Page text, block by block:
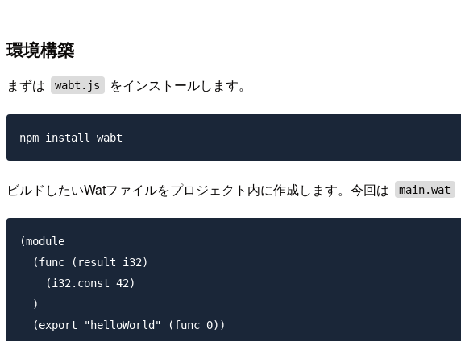
環境構築
まずは wabt.js をインストールします。
ビルドしたいWatファイルをプロジェクト内に作成します。今回は main.wat
(module
  (func (result i32)
    (i32.const 42)
  )
  (export "helloWorld" (func 0))